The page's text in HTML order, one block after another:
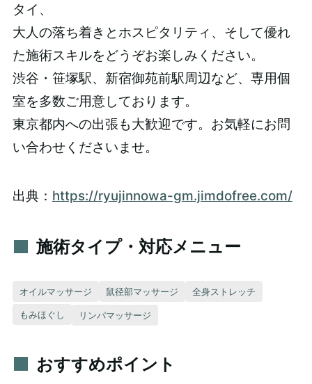
タイ、
大人の落ち着きとホスピタリティ、そして優れ
た施術スキルをどうぞお楽しみください。
渋谷・笹塚駅、新宿御苑前駅周辺など、専用個
室を多数ご用意しております。
東京都内への出張も大歓迎です。お気軽にお問
い合わせくださいませ。
出典： https://ryujinnowa-gm.jimdofree.com/
施術タイプ・対応メニュー
オイルマッサージ 鼠径部マッサージ 全身ストレッチ
もみほぐし リンパマッサージ
おすすめポイント